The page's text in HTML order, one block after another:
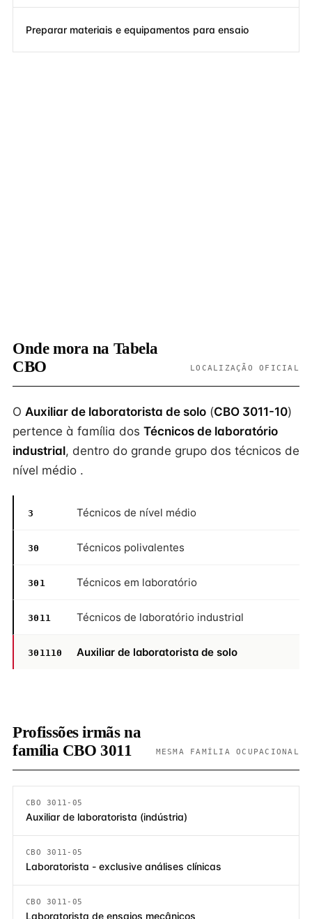
Preparar materiais e equipamentos para ensaio
Onde mora na Tabela
CBO
LOCALIZAÇÃO OFICIAL
O Auxiliar de laboratorista de solo (CBO 3011-10)
pertence à família dos Técnicos de laboratório
industrial, dentro do grande grupo dos técnicos de
nível médio .
3 Técnicos de nível médio
30 Técnicos polivalentes
301 Técnicos em laboratório
3011 Técnicos de laboratório industrial
301110 Auxiliar de laboratorista de solo
Profissões irmãs na
família CBO 3011
MESMA FAMÍLIA OCUPACIONAL
CBO 3011-05
Auxiliar de laboratorista (indústria)
CBO 3011-05
Laboratorista - exclusive análises clínicas
CBO 3011-05
Laboratorista de ensaios mecânicos